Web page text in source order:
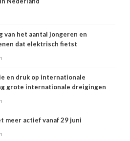
van het aantal jongeren en
dat elektrisch fietst
en druk op internationale
grote internationale dreigingen
meer actief vanaf 29 juni